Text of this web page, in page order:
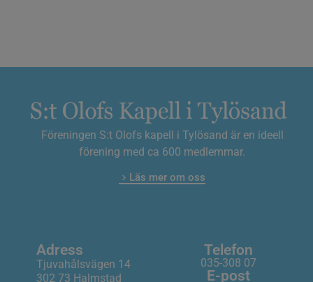
Föreningen S:t Olofs kapell i Tylösand är en ideell
förening med ca 600 medlemmar.
Läs mer om oss
Adress
Tjuvahålsvägen 14
302 73 Halmstad
Telefon
035-308 07
E-post